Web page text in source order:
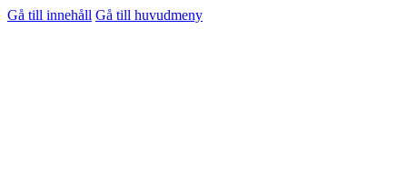
Gå till innehåll Gå till huvudmeny